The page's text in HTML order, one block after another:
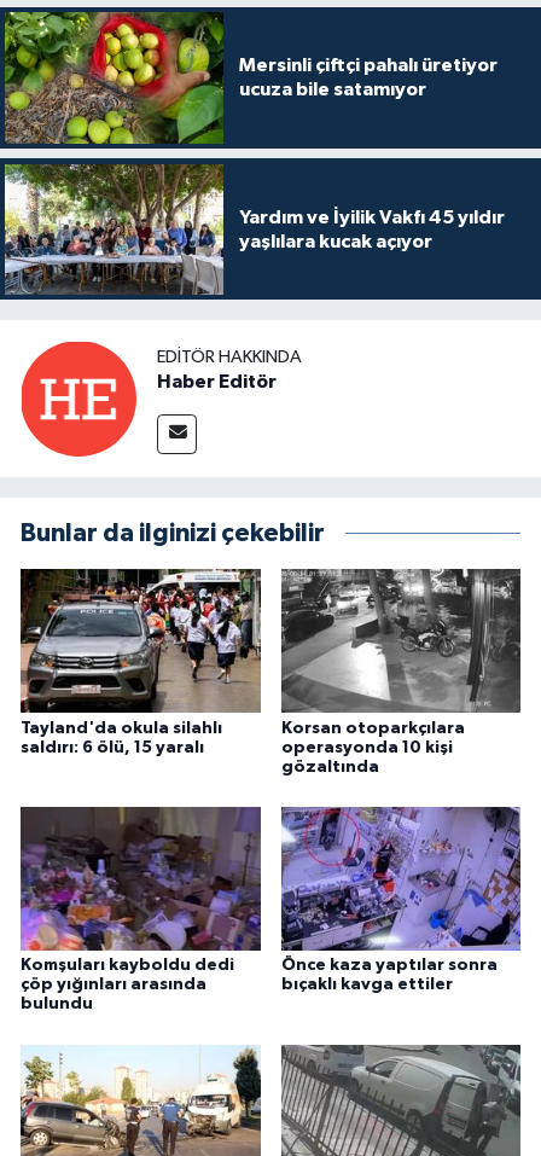
Mersinli çiftçi pahalı üretiyor
ucuza bile satamıyor
Yardım ve İyilik Vakfı 45 yıldır
yaşlılara kucak açıyor
EDITÖR HAKKINDA
Haber Editör
Bunlar da ilginizi çekebilir
Tayland'da okula silahlı
saldırı: 6 ölü, 15 yaralı
Korsan otoparkçılara
operasyonda 10 kişi
gözaltında
Komşuları kayboldu dedi
çöp yığınları arasında
bulundu
Önce kaza yaptılar sonra
bıçaklı kavga ettiler